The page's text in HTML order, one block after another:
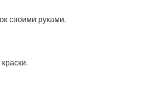
своими руками.